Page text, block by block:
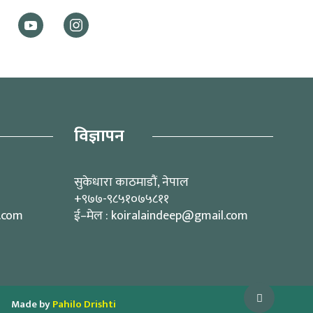
विज्ञापन
सुकेधारा काठमाडौं, नेपाल
+९७७-९८५१०७५८११
ई–मेल : koiralaindeep@gmail.com
Made byPahilo Drishti